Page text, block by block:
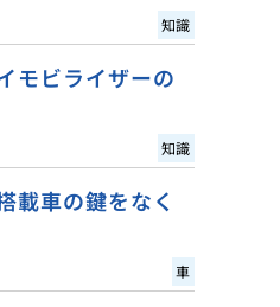
知識
モビライザーの
知識
載車の鍵をなく
車